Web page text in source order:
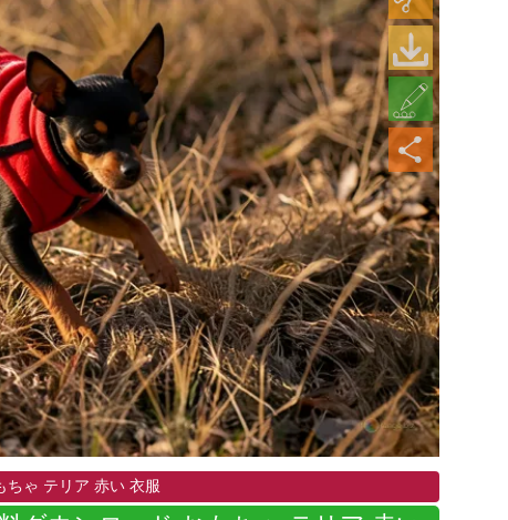
ちゃ テリア 赤い 衣服